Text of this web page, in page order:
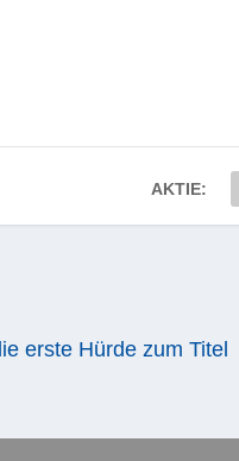
AKTIE:
erste Hürde zum Titel